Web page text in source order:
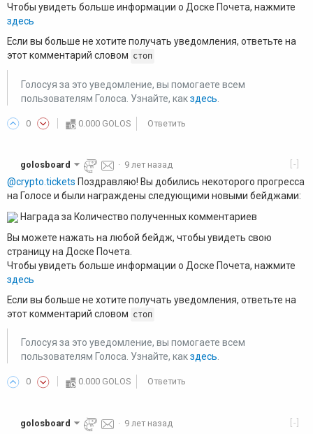
Чтобы увидеть больше информации о Доске Почета, нажмите
здесь
Если вы больше не хотите получать уведомления, ответьте на
этот комментарий словом стоп
Голосуя за это уведомление, вы помогаете всем
пользователям Голоса. Узнайте, какздесь
0 0.000 GOLOS Ответить
[-]
golosboard · 9 лет назад
@crypto.tickets Поздравляю! Вы добились некоторого прогресса
на Голосе и были награждены следующими новыми бейджами:
Награда за Количество полученных комментариев
Вы можете нажать на любой бейдж, чтобы увидеть свою
страницу на Доске Почета.
Чтобы увидеть больше информации о Доске Почета, нажмите
здесь
Если вы больше не хотите получать уведомления, ответьте на
этот комментарий словом стоп
Голосуя за это уведомление, вы помогаете всем
пользователям Голоса. Узнайте, какздесь.
0 0.000 GOLOS Ответить
[-]
golosboard · 9 лет назад